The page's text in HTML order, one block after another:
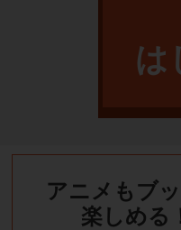
は
アニメもブ
楽しめる